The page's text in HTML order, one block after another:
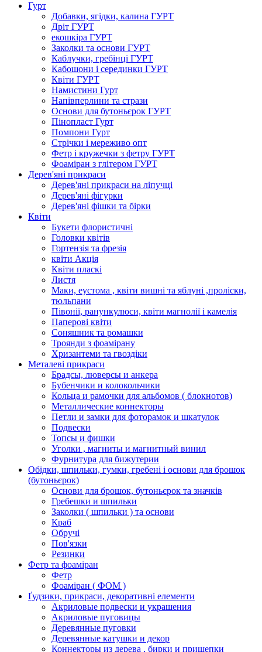
Гурт
Добавки, ягідки, калина ГУРТ
Дріт ГУРТ
екошкіра ГУРТ
Заколки та основи ГУРТ
Каблучки, гребінці ГУРТ
Кабошони і серединки ГУРТ
Квіти ГУРТ
Намистини Гурт
Напівперлини та стрази
Основи для бутоньєрок ГУРТ
Пінопласт Гурт
Помпони Гурт
Стрічки і мереживо опт
Фетр і кружечки з фетру ГУРТ
Фоаміран з глітером ГУРТ
Дерев'яні прикраси
Дерев'яні прикраси на ліпучці
Дерев'яні фігурки
Дерев'яні фішки та бірки
Квіти
Букети флористичні
Головки квітів
Гортензія та фрезія
квіти Акція
Квіти пласкі
Листя
Маки, еустома , квіти вишні та яблуні ,проліски,
тюльпани
Півонії, ранункулюси, квіти магнолії і камелія
Паперові квіти
Соняшник та ромашки
Троянди з фоамірану
Хризантеми та гвоздіки
Металеві прикраси
Брадсы, люверсы и анкера
Бубенчики и колокольчики
Кольца и рамочки для альбомов ( блокнотов)
Металлические коннекторы
Петли и замки для фоторамок и шкатулок
Подвески
Топсы и фишки
Уголки , магниты и магнитный винил
Фурнитура для бижутерии
Обідки, шпильки, гумки, гребені і основи для брошок
(бутоньєрок)
Основи для брошок, бутоньєрок та значків
Гребешки и шпильки
Заколки ( шпильки ) та основи
Краб
Обручі
Пов'язки
Резинки
Фетр та фоаміран
Фетр
Фоаміран ( ФОМ )
Ґудзики, прикраси, декоративні елементи
Акриловые подвески и украшения
Акриловые пуговицы
Деревянные пуговки
Деревянные катушки и декор
Коннекторы из дерева , бирки и прищепки